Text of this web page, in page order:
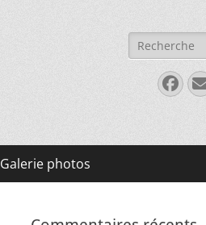
Rechercher :
Galerie photos